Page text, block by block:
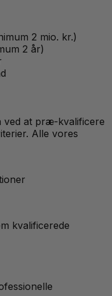
2 mio. kr.)
2 år)
ved at præ-kvalificere
Alle vores
kvalificerede